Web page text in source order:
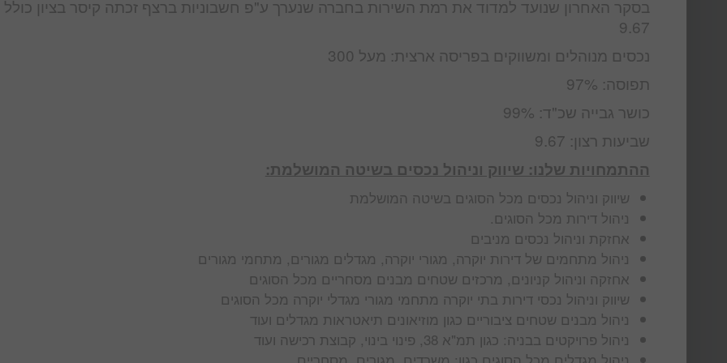
בסקר האחרון שנועד למדוד את רמת השירות בחברה שנערך ע"פ חשבוניות ברצף זכתה קיסר בציון
9.67
נכסים מנוהלים ומשווקים בפריסה ארצית: מעל 300
תפוסה: 97%
כושר גבייה שכ"ד: 99%
שביעות רצון: 9.67
ההתמחויות שלנו: שיווק וניהול נכסים בשיטה המושלמת:
שיווק וניהול נכסים מכל הסוגים בשיטה המושלמת
ניהול דירות מכל הסוגים.
אחזקת וניהול נכסים מניבים
ניהול מתחמים של דירות יוקרה, מגורי יוקרה, מגדלים מגורים, מתחמי מגורים
אחזקה וניהול קניונים, מרכזים שטחים מבנים מסחריים מכל הסוגים
שיווק וניהול נכסי דירות בתי יוקרה מתחמי מגורי מגדלי יוקרה מכל הסוגים
ניהול מבנים שטחים ציבוריים כגון מוזיאונים תיאטראות מגדלים ועוד
ניהול פרויקטים בבניה: כגון תמ"א 38, פינוי בינוי, קבוצת רכישה ועוד